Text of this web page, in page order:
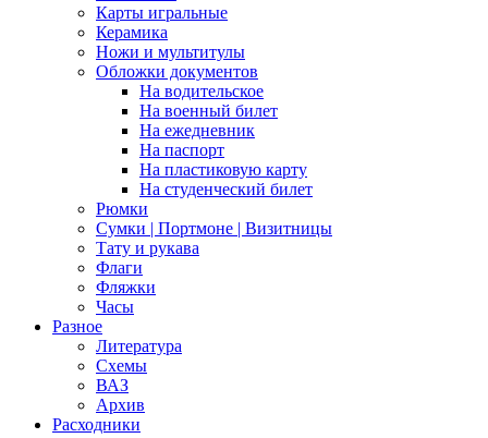
Карты игральные
Керамика
Ножи и мультитулы
Обложки документов
На водительское
На военный билет
На ежедневник
На паспорт
На пластиковую карту
На студенческий билет
Рюмки
Сумки | Портмоне | Визитницы
Тату и рукава
Флаги
Фляжки
Часы
Разное
Литература
Схемы
ВАЗ
Архив
Расходники